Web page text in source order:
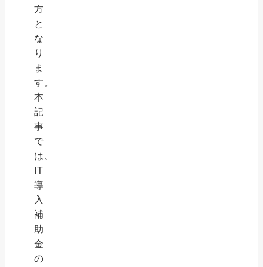
方
と
な
り
ま
す。
本
記
事
で
は、
IT
導
入
補
助
金
の